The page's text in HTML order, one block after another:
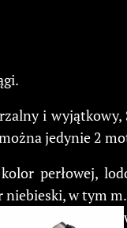
i
jedynie 2
perłowej,
w tym